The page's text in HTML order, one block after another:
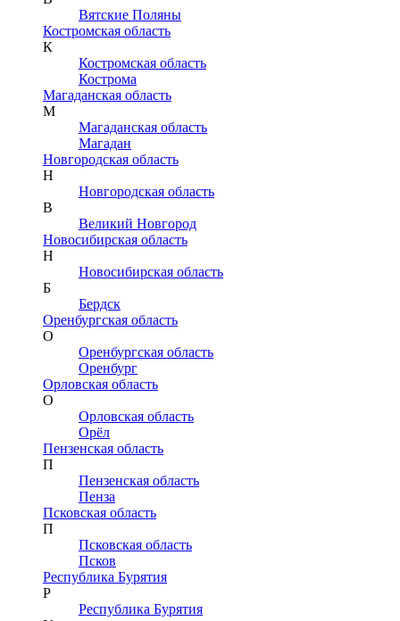
Вятские Поляны
Костромская область
К
Костромская область
Кострома
Магаданская область
М
Магаданская область
Магадан
Новгородская область
Н
Новгородская область
В
Великий Новгород
Новосибирская область
Н
Новосибирская область
Б
Бердск
Оренбургская область
О
Оренбургская область
Оренбург
Орловская область
О
Орловская область
Орёл
Пензенская область
П
Пензенская область
Пенза
Псковская область
П
Псковская область
Псков
Республика Бурятия
Р
Республика Бурятия